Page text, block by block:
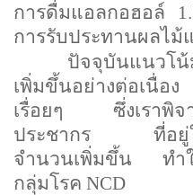
การดื่มแอลกอฮอล์
การรับประทานผลไม้
ปัจจุบันแนวโน้
เพิ่มขึ้นอย่างต่อเนื่
เรื่อยๆ
ซึ่งเราพิ
ประชากร ที่อยู่ใน
จำนวนเพิ่มขึ้น ทำใ
กลุ่มโรค NCD